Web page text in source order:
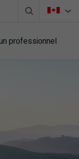
Barre de recherche
Sélecteur
professionnel